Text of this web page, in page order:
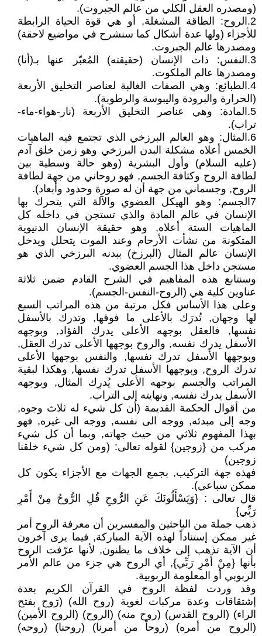
(ومصدره العقل الكلي من عالم الجبروت).
2.الروح: الطاقة المشغلة, أو هي قوة الحياة الرابطة
للأجزاء (ولها عدة أشكال كما سنشرح في مواضيع لاحقة)
ومصدرها عالم الجبروت.
3.النفس: ذات الإنسان (حقيقته) المُعبّر عنها بـ(أنا)
ومصدرها عالم الملكوت.
4.الطبائع: وهي الصفات الغالبة لعناصر التخليق الأربعة
(الحرارة والبرودة واليبوسة والرطوبة).
5.المادة: وهي عناصر التخليق الأربعة (نار-هواء-ماء-
تراب).
6.المثال: وهو العالم البرزخي الذي تجتمع فيه الماهيات
الخمس أعلاه مشكلة البدن البرزخي وهو زمن خلق آدم
(عليه السلام) وأول البشرية (وهو حالة وسطية بين
لطافة الروح وكثافة الجسم, فهو روحاني من جهة لطافة
الروح, وجسماني من جهة أن له صورة وحدود وأبعاد).
7الجسم: وهو الهيكل العضوي والآلة التي يتحرك بها
الإنسان في عالم المادة والذي تستجن في داخله كل
الماهيات الستة أعلاه, وهو حقيقة الإنسان الدنيوية
المتكونة من نشأت الأرحام وعند الموت يتحلل ويدخل
الإنسان عالم المثال (البرزخ) ببدنه البرزخي الذي هو
مستجن داخل هذا الجسم العضوي.
وسنتابع هذه المفاهيم في الشرح القادم ضمن ثلاثة
عناوين كلية هي (الروح-النفس-الجسم).
وعلى هذا الأساس فكل مرتبة من هذه المراتب السبع
لها وجهان, تُدرَك بالأعلى ما فوقها, وتدرك بالأسفل
نفسها, فالعقل بوجهه الأعلى يدرك الفؤاد, وبوجهه
الأسفل يدرك نفسه, والروح بوجهها الأعلى تدرك العقل,
وبوجهها الأسفل تدرك نفسها, والنفس بوجهها الأعلى
تدرك الروح, وبوجهها الأسفل تدرك نفسها, وهكذا لبقية
المراتب والجسم بوجهه الأعلى يُدرِك المثال, وبوجهه
الأسفل يدرك نفسه, ونهايته إلى التراب.
من أقوال الحكمة القديمة (أن كل شيء له ثلاث وجوه,
وجه إلى مبدئه, ووجه الى نفسه, ووجه الى غيره, فهو
بهذا المفهوم ثلاثي من حيث جهاته, وبما أن كل شيء
مركب من {زوجين} لقوله تعالى: (ومن كل شيء خلقنا
زوجين)
فهذه جهة التركيب, بجمع الجهات مع الأجزاء يكون كل
ممكن سباعي).
قال تعالى : {وَيَسْأَلُونَكَ عَنِ الرُّوحِ قُلِ الرُّوحُ مِنْ أَمْرِ
رَبِّي}
ذهب جملة من الباحثين والمفسرين أن معرفة الروح أمر
غير ممكن إستناداً لهذه الآية المباركة, فيما يرى آخرون
أن الآية تذهب إلى خلاف ما يظنون, لأنها عرّفت الروح
بأنها {مِنْ أَمْرِ رَبِّي}, أي الروح هي جزء من عالم الأمر
الربوبي أو المعلومة الربوبية.
وقد وردت لفظة الروح في القرآن الكريم بعدة
إشتقاقات وعدة مركبات لغوية (روح الله) (رَوح بفتح
الراء) (الروح القدس) (روح منه) (الروح) (الروح الأمين)
(الروح من أمره) (روحاً من أمرنا) (روحنا) (روحه)